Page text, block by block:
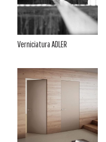
Verniciatura ADLER